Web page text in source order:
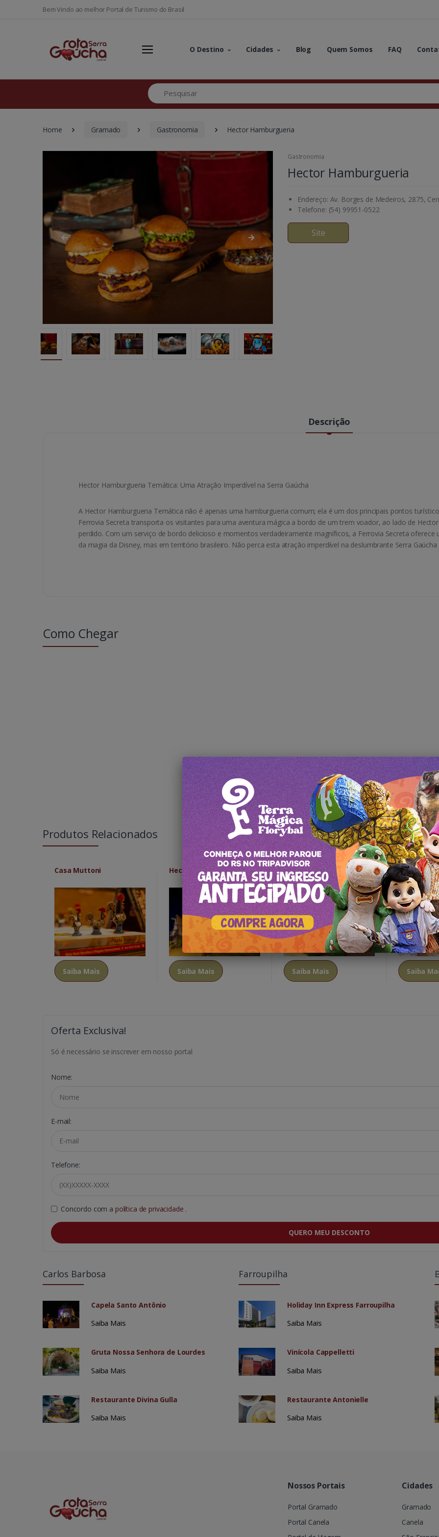
Bem Vindo ao melhor Portal de Turismo do Brasil
O Destino Cidades Blog Quem Somos FAQ
Pesquisar
Home Gramado Gastronomia Hector Hamburgueria
Gastronomia
Hector Hamburgueria
Endereço: Av. Borges de Medeiros, 2875,
Telefone: (54) 99951-0522
Site
Descrição
Hector Hamburgueria Temática: Uma Atração Imperdível na Serra Gaúcha
A Hector Hamburgueria Temática não é apenas uma hamburgueria comum; ela é um dos principais pontos
Ferrovia Secreta transporta os visitantes para uma aventura mágica a bordo de um trem voador, ao lado de
perdido. Com um serviço de bordo delicioso e momentos verdadeiramente magníficos, a Ferrovia Secreta oferece
da magia da Disney, mas em território brasileiro. Não perca esta atração imperdível na deslumbrante Serra Gaúcha
Como Chegar
Produtos Relacionados
Casa Muttoni
Saiba Mais
Hector Pizzaria Temática
Saiba Mais
Maximilia Fondue
Saiba Mais
Johnny
Saiba
Oferta Exclusiva!
Só é necessário se inscrever em nosso portal
Nome:
E-mail:
Telefone:
Concordo com a política de privacidade .
QUERO MEU DESCONTO
Carlos Barbosa
Capela Santo Antônio
Saiba Mais
Gruta Nossa Senhora de Lourdes
Saiba Mais
Restaurante Divina Gulla
Saiba Mais
Farroupilha
Holiday Inn Express Farroupilha
Saiba Mais
Vinícola Cappelletti
Saiba Mais
Restaurante Antonielle
Saiba Mais
Nossos Portais
Portal Gramado
Portal Canela
Cidades
Gramado
Canela